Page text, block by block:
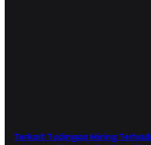
Terkait Tudingan Miring